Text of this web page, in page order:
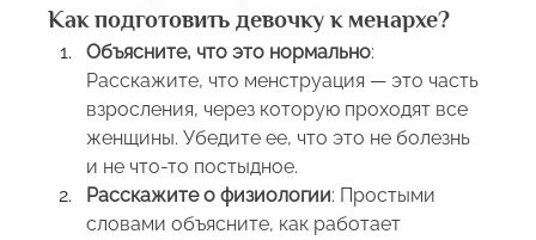
Как подготовить девочку к менархе?
Объясните, что это нормально:
Расскажите, что менструация — это часть
взросления, через которую проходят все
женщины. Убедите ее, что это не болезнь
и не что-то постыдное.
Расскажите о физиологии: Простыми
словами объясните, как работает